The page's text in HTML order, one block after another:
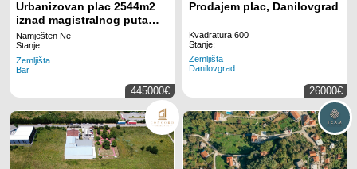
Urbanizovan plac 2544m2
iznad magistralnog puta
Sutomore-Čanj,opština Bar.
Namješten Ne
Stanje:
Zemljišta
Bar
445000€
Prodajem plac, Danilovgrad
Kvadratura 600
Stanje:
Zemljišta
Danilovgrad
26000€